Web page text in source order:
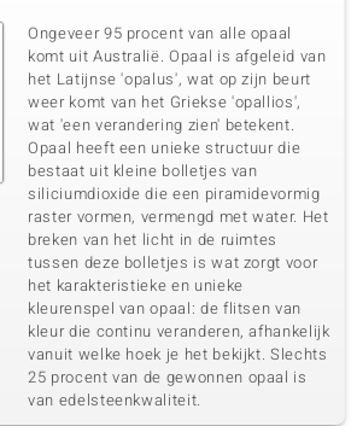
Ongeveer 95 procent van alle opaal
komt uit Australië. Opaal is afgeleid van
het Latijnse 'opalus', wat op zijn beurt
weer komt van het Griekse 'opallios',
wat 'een verandering zien' betekent.
Opaal heeft een unieke structuur die
bestaat uit kleine bolletjes van
siliciumdioxide die een piramidevormig
raster vormen, vermengd met water. Het
breken van het licht in de ruimtes
tussen deze bolletjes is wat zorgt voor
het karakteristieke en unieke
kleurenspel van opaal: de flitsen van
kleur die continu veranderen, afhankelijk
vanuit welke hoek je het bekijkt. Slechts
25 procent van de gewonnen opaal is
van edelsteenkwaliteit.